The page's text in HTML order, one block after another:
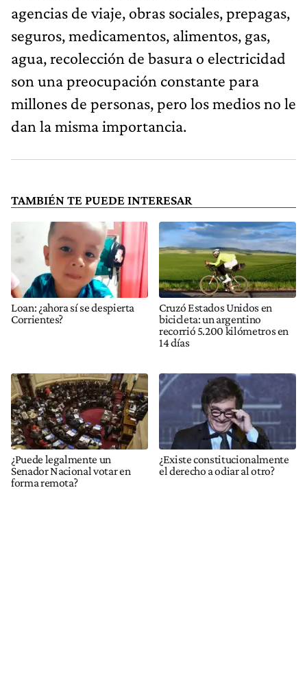
agencias de viaje, obras sociales, prepagas,
seguros, medicamentos, alimentos, gas,
agua, recolección de basura o electricidad
son una preocupación constante para
millones de personas, pero los medios no le
dan la misma importancia.
TAMBIÉN TE PUEDE INTERESAR
Loan: ¿ahora sí se despierta
Corrientes?
Cruzó Estados Unidos en
bicicleta: un argentino
recorrió 5.200 kilómetros en
14 días
¿Puede legalmente un
Senador Nacional votar en
forma remota?
¿Existe constitucionalmente
el derecho a odiar al otro?